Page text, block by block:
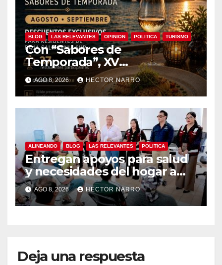
BLOG LAS RELEVANTES OPINION POLITICA TURISMO
Con “Sabores de
Temporada”, XV
Ayuntamiento de Los Cabos
y Canirac impulsan consumo
local con beneficios para
residentes de BCS
AGO 8, 2026 HECTOR NARRO
ALINEANDO BLOG LAS RELEVANTES POLITICA
Entregan apoyos para salud
y necesidades del hogar a
familias de Cabo San Lucas
AGO 8, 2026 HECTOR NARRO
Deja una respuesta